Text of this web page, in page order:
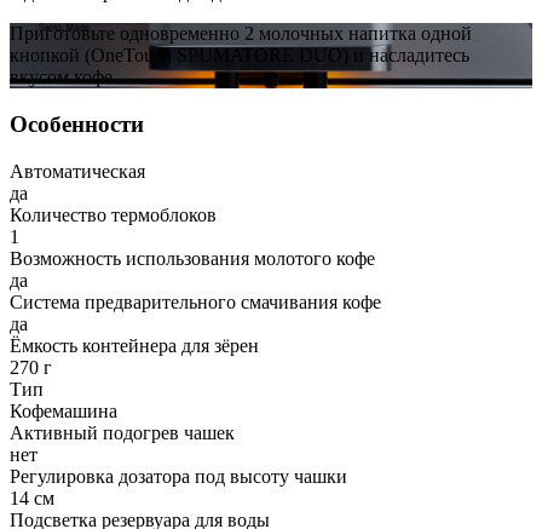
Приготовьте одновременно 2 молочных напитка одной
кнопкой (OneTouch SPUMATORE DUO) и насладитесь
вкусом кофе.
Особенности
Автоматическая
да
Количество термоблоков
1
Возможность использования молотого кофе
да
Система предварительного смачивания кофе
да
Ёмкость контейнера для зёрен
270 г
Тип
Кофемашина
Активный подогрев чашек
нет
Регулировка дозатора под высоту чашки
14 см
Подсветка резервуара для воды